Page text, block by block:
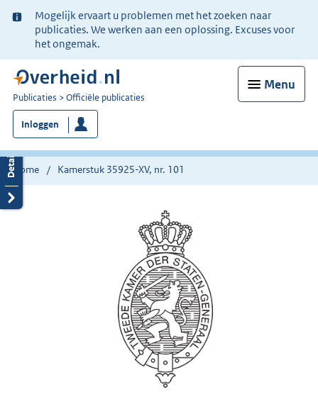
Ter
informatie:
Mogelijk ervaart u problemen met het zoeken naar
publicaties. We werken aan een oplossing. Excuses voor
het ongemak.
Menu
U
bent
nu
hier:
Publicaties Officiële publicaties
Inloggen
Home Kamerstuk 35925-XV, nr. 101